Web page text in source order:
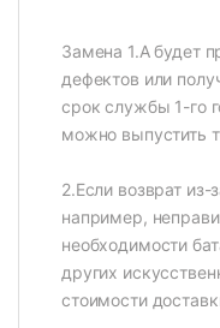
Замена 1.А будет
дефектов или
срок службы 1-го
можно выпустить
2.Если возврат из-
например,
необходимости
других
стоимости